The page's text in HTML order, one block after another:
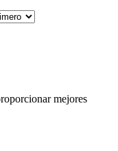
mejores